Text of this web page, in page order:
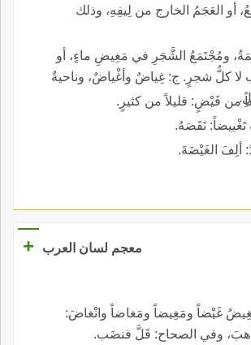
أو العَجَمُ الخارج من لِيفِهِ، وذلك
ومُجْتَمَعُ الشَّجَرِ في مَغِيضِ ماءٍ، أو
لا كلُّ شجرٍ. ج: غِياضٌ وأغْياضٌ، وناحيةٌ
من فَيْضٍ: قليلاً من كثيرٍ.
نَقَصَهُ.
ألِفَ الغَيْضَةَ.
معجم لسان العرب +
غاضَ الماءُ يَغِيضُ غَيْضاً ومَغِيضاً ومَغاضاً وانْغاضَ:
وفي الصحاح: قَلَّ فنضَب.